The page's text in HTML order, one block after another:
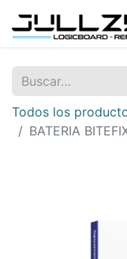
Todos los
BATERIA